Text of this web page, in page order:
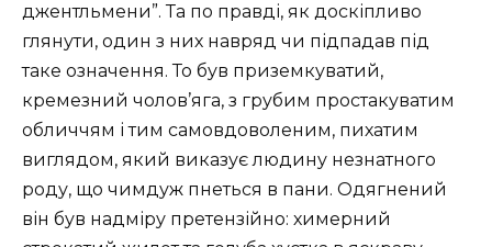
джентльмени”. Та по правді, як доскіпливо
глянути, один з них навряд чи підпадав під
таке означення. То був приземкуватий,
кремезний чолов’яга, з грубим простакуватим
обличчям і тим самовдоволеним, пихатим
виглядом, який виказує людину незнатного
роду, що чимдуж пнеться в пани. Одягнений
він був надміру претензійно: химерний